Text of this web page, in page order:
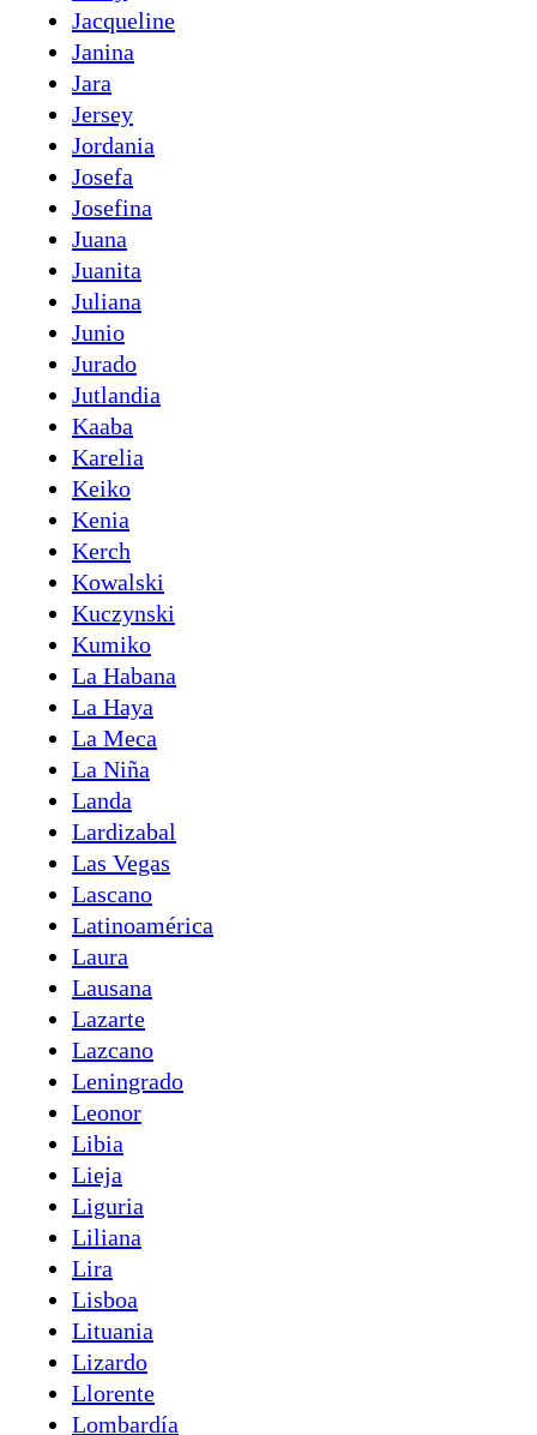
Jacqueline
Janina
Jara
Jersey
Jordania
Josefa
Josefina
Juana
Juanita
Juliana
Junio
Jurado
Jutlandia
Kaaba
Karelia
Keiko
Kenia
Kerch
Kowalski
Kuczynski
Kumiko
La Habana
La Haya
La Meca
La Niña
Landa
Lardizabal
Las Vegas
Lascano
Latinoamérica
Laura
Lausana
Lazarte
Lazcano
Leningrado
Leonor
Libia
Lieja
Liguria
Liliana
Lira
Lisboa
Lituania
Lizardo
Llorente
Lombardía